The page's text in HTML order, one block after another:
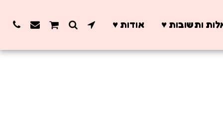
ותשובות ♥️ אודות ♥️